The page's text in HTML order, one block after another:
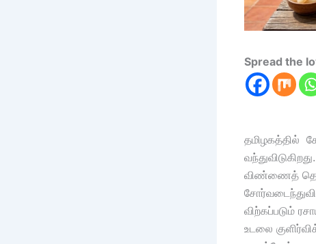
Spread the
தமிழகத்தில்
விண்ணைத்
விற்கப்படும்
உடலை